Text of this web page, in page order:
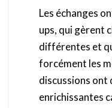
Les échanges
ups, qui gèrent
différentes et
forcément les
discussions ont
enrichissantes